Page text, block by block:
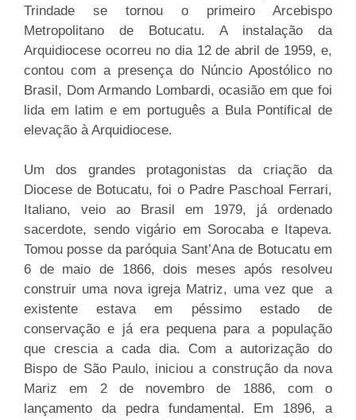
Trindade se tornou o primeiro Arcebispo
Metropolitano de Botucatu. A instalação da
Arquidiocese ocorreu no dia 12 de abril de 1959, e,
contou com a presença do Núncio Apostólico no
Brasil, Dom Armando Lombardi, ocasião em que foi
lida em latim e em português a Bula Pontifical de
elevação à Arquidiocese.
Um dos grandes protagonistas da criação da
Diocese de Botucatu, foi o Padre Paschoal Ferrari,
Italiano, veio ao Brasil em 1979, já ordenado
sacerdote, sendo vigário em Sorocaba e Itapeva.
Tomou posse da paróquia Sant’Ana de Botucatu em
6 de maio de 1866, dois meses após resolveu
construir uma nova igreja Matriz, uma vez que a
existente estava em péssimo estado de
conservação e já era pequena para a população
que crescia a cada dia. Com a autorização do
Bispo de São Paulo, iniciou a construção da nova
Mariz em 2 de novembro de 1886, com o
lançamento da pedra fundamental. Em 1896, a